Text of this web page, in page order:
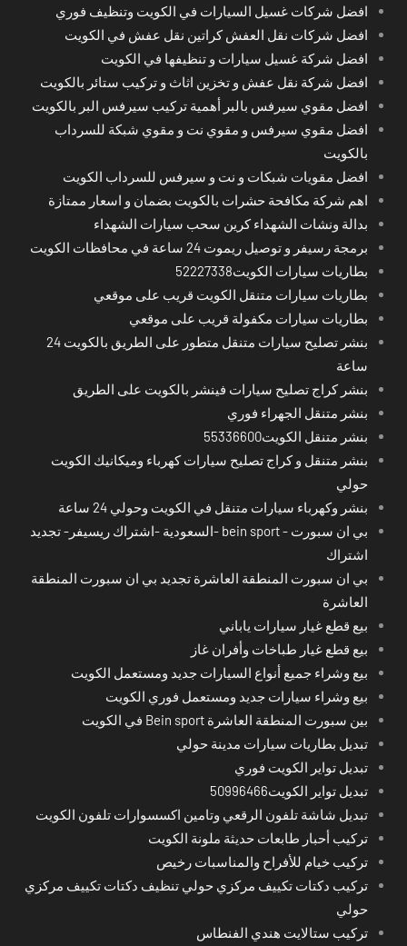
افضل شركات غسيل السيارات في الكويت وتنظيف فوري
افضل شركات نقل العفش كراتين نقل عفش في الكويت
افضل شركة غسيل سيارات و تنظيفها في الكويت
افضل شركة نقل عفش و تخزين اثاث و تركيب ستائر بالكويت
افضل مقوي سيرفس بالبر أهمية تركيب سيرفس البر بالكويت
افضل مقوي سيرفس و مقوي نت و مقوي شبكة للسرداب
بالكويت
افضل مقويات شبكات و نت و سيرفس للسرداب الكويت
اهم شركة مكافحة حشرات بالكويت بضمان و اسعار ممتازة
بدالة ونشات الشهداء كرين سحب سيارات الشهداء
برمجة رسيفر و توصيل ريموت 24 ساعة في محافظات الكويت
بطاريات سيارات الكويت52227338
بطاريات سيارات متنقل الكويت قريب على موقعي
بطاريات سيارات مكفولة قريب على موقعي
بنشر تصليح سيارات متنقل متطور على الطريق بالكويت 24
ساعة
بنشر كراج تصليح سيارات فينشر بالكويت على الطريق
بنشر متنقل الجهراء فوري
بنشر متنقل الكويت55336600
بنشر متنقل و كراج تصليح سيارات كهرباء وميكانيك الكويت
حولي
بنشر وكهرباء سيارات متنقل في الكويت وحولي 24 ساعة
بي ان سبورت - bein sport -السعودية -اشتراك ريسيفر- تجديد
اشتراك
بي ان سبورت المنطقة العاشرة تجديد بي ان سبورت المنطقة
العاشرة
بيع قطع غيار سيارات ياباني
بيع قطع غيار طباخات وأفران غاز
بيع وشراء جميع أنواع السيارات جديد ومستعمل الكويت
بيع وشراء سيارات جديد ومستعمل فوري الكويت
بين سبورت المنطقة العاشرة Bein sport في الكويت
تبديل بطاريات سيارات مدينة حولي
تبديل تواير الكويت فوري
تبديل تواير الكويت50996466
تبديل شاشة تلفون الرقعي وتامين اكسسوارات تلفون الكويت
تركيب أحبار طابعات حديثة ملونة الكويت
تركيب خيام للأفراح والمناسبات رخيص
تركيب دكتات تكييف مركزي حولي تنظيف دكتات تكييف مركزي
حولي
تركيب ستالايت هندي الفنطاس